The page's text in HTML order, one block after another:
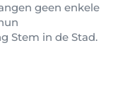
geen enkele
Stem in de Stad.